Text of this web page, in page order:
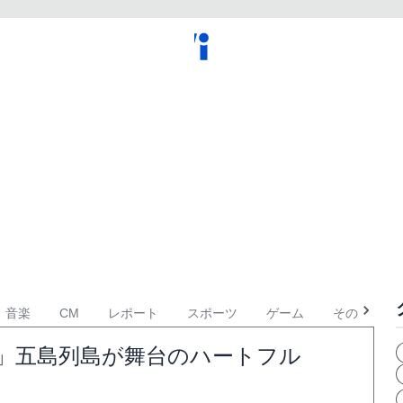
音楽 CM レポート スポーツ ゲーム その他
五島列島が舞台のハートフル